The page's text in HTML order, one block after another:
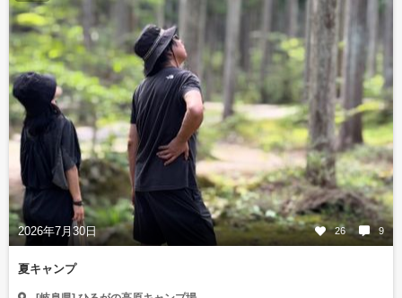
2026年7月30日 26 9
夏キャンプ